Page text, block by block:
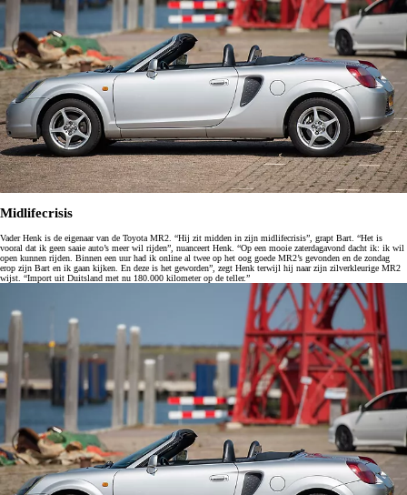
Midlifecrisis
Vader Henk is de eigenaar van de Toyota MR2. “Hij zit midden in zijn midlifecrisis”, grapt Bart. “Het is
vooral dat ik geen saaie auto’s meer wil rijden”, nuanceert Henk. “Op een mooie zaterdagavond dacht ik: ik wil
open kunnen rijden. Binnen een uur had ik online al twee op het oog goede MR2’s gevonden en de zondag
erop zijn Bart en ik gaan kijken. En deze is het geworden”, zegt Henk terwijl hij naar zijn zilverkleurige MR2
wijst. “Import uit Duitsland met nu 180.000 kilometer op de teller.”